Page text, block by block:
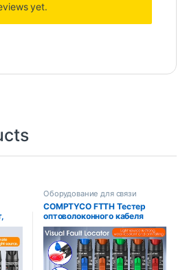
yet.
Оборудование для связи
COMPTYCO FTTH Тестер
оптоволоконного кабеля
Ручка 1/10/20/30/50 МВт
Визуальный локатор
неисправностей SC/FC/ST
Интерфейс 2,5 мм VFL
Диапазон 5-50 км